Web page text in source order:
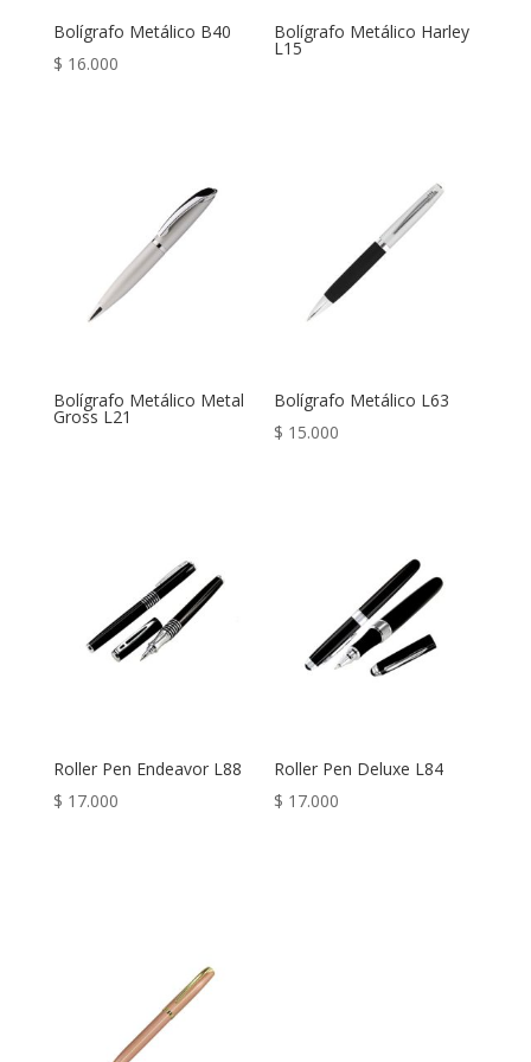
Bolígrafo Metálico B40
$ 16.000
Bolígrafo Metálico Harley
L15
Bolígrafo Metálico Metal
Gross L21
Bolígrafo Metálico L63
$ 15.000
Roller Pen Endeavor L88
$ 17.000
Roller Pen Deluxe L84
$ 17.000